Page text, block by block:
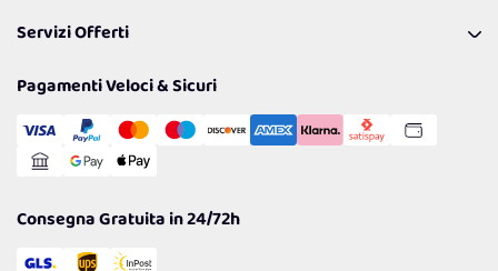
Politiche per la parità di genere
Resi
Spedizioni
Cookie Policy
Gestisci Cookie
Servizi Offerti
Reso Facile e Veloce
Pagamenti Veloci & Sicuri
Consegna Gratuita in 24/72h